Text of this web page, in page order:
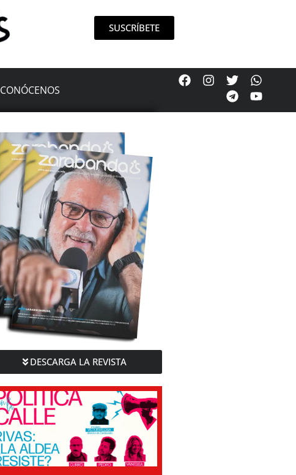
SUSCRÍBETE
CONÓCENOS
DESCARGA LA REVISTA